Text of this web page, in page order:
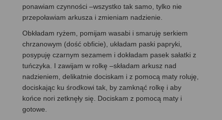
ponawiam czynności –wszystko tak samo, tylko nie
przepoławiam arkusza i zmieniam nadzienie.
Obkładam ryżem, pomijam wasabi i smaruję serkiem
chrzanowym (dość obficie), układam paski papryki,
posypuję czarnym sezamem i dokładam pasek sałatki z
tuńczyka. I zawijam w rolkę –składam arkusz nad
nadzieniem, delikatnie dociskam i z pomocą maty roluję,
dociskając ku środkowi tak, by zamknąć rolkę i aby
końce nori zetknęły się. Dociskam z pomocą maty i
gotowe.